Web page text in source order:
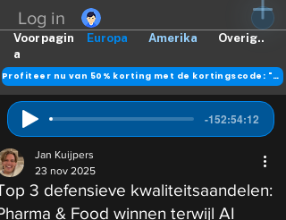
Log in
Europa Amerika Overig..
Voorpagin
a
Profiteer nu van 50% korting met de kortingscode: "DANK"
-152:54:12
3 defensieve kwaliteitsaandelen:
& Food winnen terwijl AI
Jan Kuijpers
23 nov 2025